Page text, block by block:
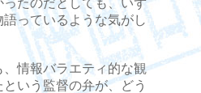
たのだとしても、いず
っているような気がし
情報バラエティ的な観
いう監督の弁が、どう